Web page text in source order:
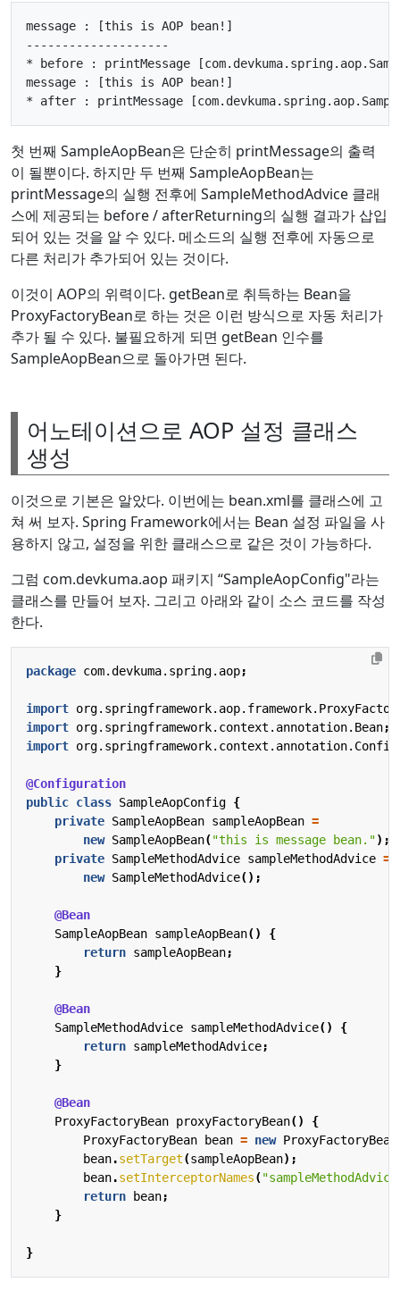
message : [this is AOP bean!]
--------------------
* before : printMessage
message : [this is AOP bean!]
첫 번째 SampleAopBean은 단순히 printMessage의 출력
이 될뿐이다. 하지만 두 번째 SampleAopBean는
printMessage의 실행 전후에 SampleMethodAdvice 클래
스에 제공되는 before / afterReturning의 실행 결과가 삽입
되어 있는 것을 알 수 있다. 메소드의 실행 전후에 자동으로
다른 처리가 추가되어 있는 것이다.
이것이 AOP의 위력이다. getBean로 취득하는 Bean을
ProxyFactoryBean로 하는 것은 이런 방식으로 자동 처리가
추가 될 수 있다. 불필요하게 되면 getBean 인수를
SampleAopBean으로 돌아가면 된다.
어노테이션으로 AOP 설정 클래스
생성
이것으로 기본은 알았다. 이번에는 bean.xml를 클래스에 고
쳐 써 보자. Spring Framework에서는 Bean 설정 파일을 사
용하지 않고, 설정을 위한 클래스으로 같은 것이 가능하다.
그럼 com.devkuma.aop 패키지 “SampleAopConfig"라는
클래스를 만들어 보자. 그리고 아래와 같이 소스 코드를 작성
한다.
package com.devkuma.spring.aop;
import
import org.springframework.context.annotation.Bean;
import
@Configuration
public class SampleAopConfig {
private SampleAopBean sampleAopBean =
new SampleAopBean("this is message bean.");
private SampleMethodAdvice sampleMethodAdvice =
new SampleMethodAdvice();
@Bean
SampleAopBean sampleAopBean()
{
return sampleAopBean;
}
@Bean
SampleMethodAdvice sampleMethodAdvice()
{
return sampleMethodAdvice;
}
@Bean
ProxyFactoryBean proxyFactoryBean()
{
ProxyFactoryBean
bean = new ProxyFactoryBean
bean.setTarget(sampleAopBean);
bean.setInterceptorNames(
return
bean;
}
}